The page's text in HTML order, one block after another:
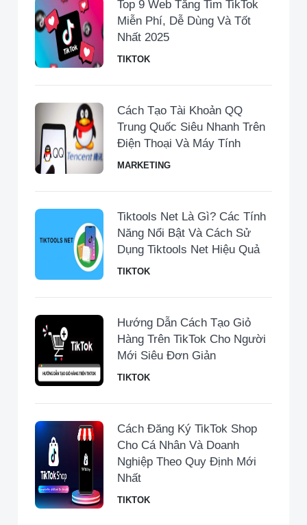
Top 9 Web Tăng Tim TikTok
Miễn Phí, Dễ Dùng Và Tốt
Nhất 2025
TIKTOK
Cách Tạo Tài Khoản QQ
Trung Quốc Siêu Nhanh Trên
Điện Thoại Và Máy Tính
MARKETING
Tiktools Net Là Gì? Các Tính
Năng Nổi Bật Và Cách Sử
Dụng Tiktools Net Hiệu Quả
TIKTOK
Hướng Dẫn Cách Tạo Giỏ
Hàng Trên TikTok Cho Người
Mới Siêu Đơn Giản
TIKTOK
Cách Đăng Ký TikTok Shop
Cho Cá Nhân Và Doanh
Nghiệp Theo Quy Định Mới
Nhất
TIKTOK